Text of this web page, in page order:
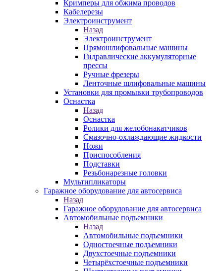
Кримперы для обжима проводов
Кабелерезы
Электроинструмент
Назад
Электроинструмент
Прямошлифовальные машины
Гидравлические аккумуляторные
прессы
Ручные фрезеры
Ленточные шлифовальные машины
Установки для промывки трубопроводов
Оснастка
Назад
Оснастка
Ролики для желобонакатчиков
Смазочно-охлаждающие жидкости
Ножи
Приспособления
Подставки
Резьбонарезные головки
Мультипликаторы
Гаражное оборудование для автосервиса
Назад
Гаражное оборудование для автосервиса
Автомобильные подъемники
Назад
Автомобильные подъемники
Одностоечные подъемники
Двухстоечные подъемники
Четырёхстоечные подъемники